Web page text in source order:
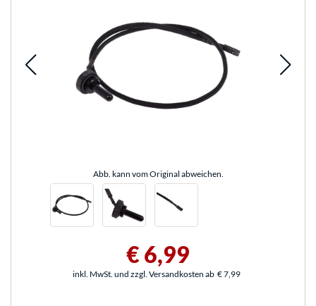
Abb. kann vom Original abweichen.
€ 6,99
inkl. MwSt. und zzgl. Versandkosten ab € 7,99